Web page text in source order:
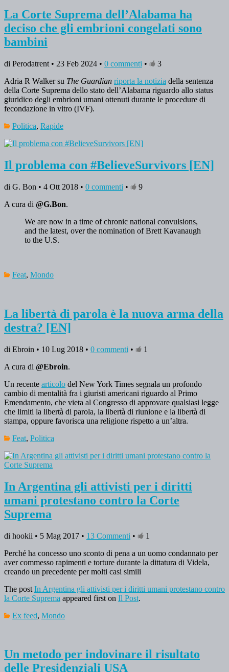
La Corte Suprema dell’Alabama ha
deciso che gli embrioni congelati sono
bambini
di Perodatrent • 23 Feb 2024 • 0 commenti •
3
Adria R Walker su The Guardian riporta la notizia della sentenza
della Corte Suprema dello stato dell’Alabama riguardo allo status
giuridico degli embrioni umani ottenuti durante le procedure di
fecondazione in vitro (IVF).
Politica, Rapide
Il problema con #BelieveSurvivors [EN]
di G. Bon • 4 Ott 2018 • 0 commenti •
9
A cura di @G.Bon.
We are now in a time of chronic national convulsions,
and the latest, over the nomination of Brett Kavanaugh
to the U.S.
Feat, Mondo
La libertà di parola è la nuova arma della
destra? [EN]
di Ebroin • 10 Lug 2018 • 0 commenti •
1
A cura di @Ebroin.
Un recente articolo del New York Times segnala un profondo
cambio di mentalità fra i giuristi americani riguardo al Primo
Emendamento, che vieta al Congresso di approvare qualsiasi legge
che limiti la libertà di parola, la libertà di riunione e la libertà di
stampa, oppure favorisca una religione rispetto a un’altra.
Feat, Politica
In Argentina gli attivisti per i diritti
umani protestano contro la Corte
Suprema
di hookii • 5 Mag 2017 • 13 Commenti •
1
Perché ha concesso uno sconto di pena a un uomo condannato per
aver commesso rapimenti e torture durante la dittatura di Videla,
creando un precedente per molti casi simili
The post In Argentina gli attivisti per i diritti umani protestano contro
la Corte Suprema appeared first on Il Post.
Ex feed, Mondo
Un metodo per indovinare il risultato
delle Presidenziali USA